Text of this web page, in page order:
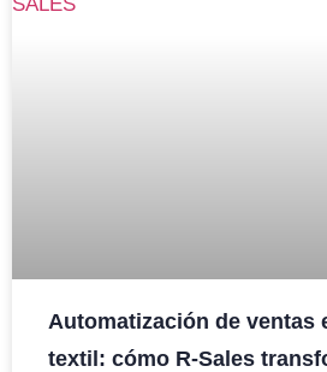
Automatización de ventas
textil: cómo R-Sales